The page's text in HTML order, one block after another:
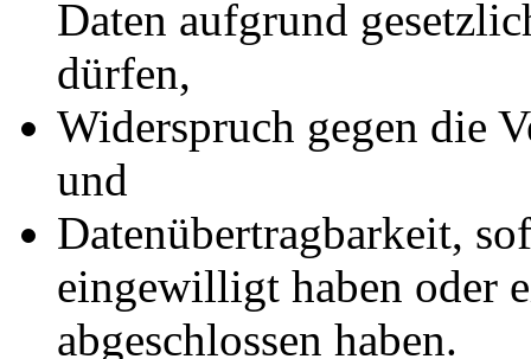
Daten aufgrund
dürfen,
Widerspruch gegen die
und
Datenübertragbarkeit,
eingewilligt haben oder
abgeschlossen haben.